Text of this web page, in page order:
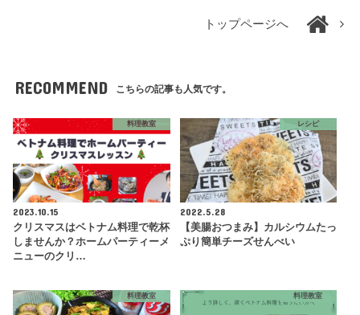
トップページへ
RECOMMEND こちらの記事も人気です。
料理教室
2023.10.15
クリスマスはベトナム料理で乾杯
しませんか？ホームパーティーメ
ニューのクリ…
レシピ
2022.5.28
【美腸おつまみ】カルシウムたっ
ぷり簡単チーズせんべい
料理教室 料理教室